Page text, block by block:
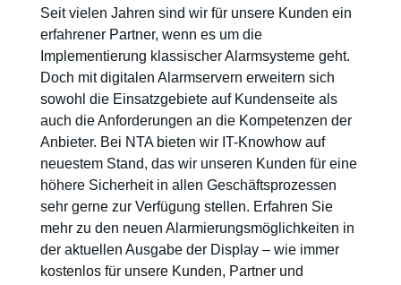
Seit vielen Jahren sind wir für unsere Kunden ein
erfahrener Partner, wenn es um die
Implementierung klassischer Alarmsysteme geht.
Doch mit digitalen Alarmservern erweitern sich
sowohl die Einsatzgebiete auf Kundenseite als
auch die Anforderungen an die Kompetenzen der
Anbieter. Bei NTA bieten wir IT-Knowhow auf
neuestem Stand, das wir unseren Kunden für eine
höhere Sicherheit in allen Geschäftsprozessen
sehr gerne zur Verfügung stellen. Erfahren Sie
mehr zu den neuen Alarmierungsmöglichkeiten in
der aktuellen Ausgabe der Display – wie immer
kostenlos für unsere Kunden, Partner und